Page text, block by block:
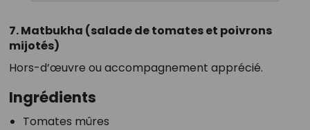
7. Matbukha (salade de tomates et poivrons
mijotés)
Hors-d’œuvre ou accompagnement apprécié.
Ingrédients
Tomates mûres